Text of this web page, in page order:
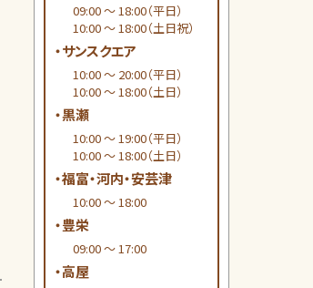
09:00 ～ 18:00（平日）
10:00 ～ 18:00（土日祝）
・サンスクエア
10:00 ～ 20:00（平日）
10:00 ～ 18:00（土日）
・黒瀬
10:00 ～ 19:00（平日）
10:00 ～ 18:00（土日）
・福富・河内・安芸津
10:00 ～ 18:00
・豊栄
09:00 ～ 17:00
・高屋